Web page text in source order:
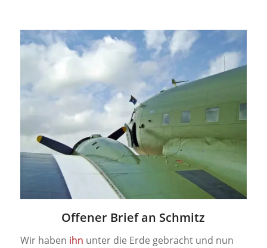
Offener Brief an Schmitz
Wir haben ihn unter die Erde gebracht und nun